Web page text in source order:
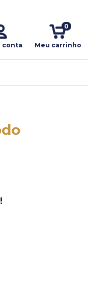
conta Meu carrinho
0